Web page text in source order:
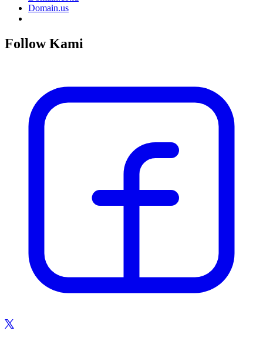
Domain.us
Follow Kami